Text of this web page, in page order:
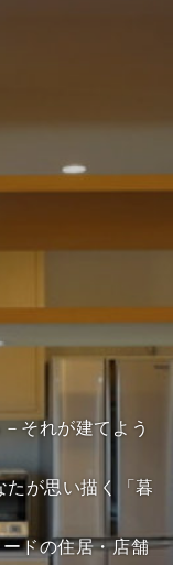
それが建てよう
たが思い描く「暮
ドの住居・店舗